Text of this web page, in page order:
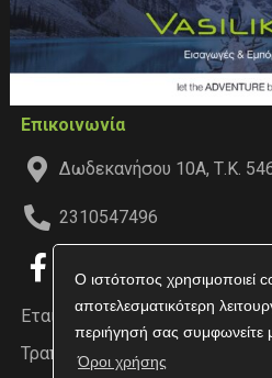
Ο ιστότοπος χρησιμοποιεί
αποτελεσματικότερη
περιήγησή σας συμφωνείτε
Όροι χρήσης
Επικοινωνία
Δωδεκανήσου 10Α, Τ.Κ.
2310547496
Εταιρεία
Τραπεζικοί Λογαριασμοί